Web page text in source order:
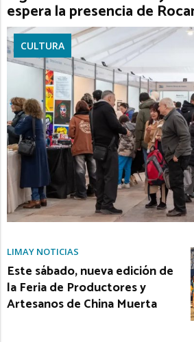
espera la presencia de
CULTURA
LIMAY NOTICIAS
Este sábado, nueva edición de
la Feria de Productores y
Artesanos de China Muerta